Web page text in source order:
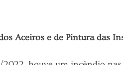
Aceiros e de Pintura das